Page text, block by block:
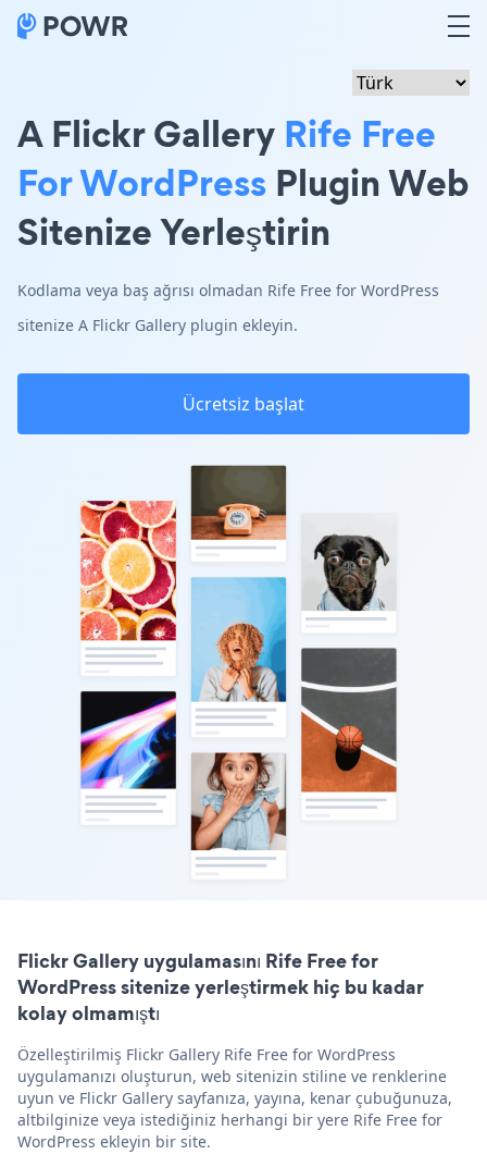
A Flickr Gallery Rife Free
For WordPress Plugin Web
Sitenize Yerleştirin
Kodlama veya baş ağrısı olmadan Rife Free for WordPress
sitenize A Flickr Gallery plugin ekleyin.
Ücretsiz başlat
Flickr Gallery uygulamasını Rife Free for
WordPress sitenize yerleştirmek hiç bu kadar
kolay olmamıştı
Özelleştirilmiş Flickr Gallery Rife Free for WordPress
uygulamanızı oluşturun, web sitenizin stiline ve renklerine
uyun ve Flickr Gallery sayfanıza, yayına, kenar çubuğunuza,
altbilginize veya istediğiniz herhangi bir yere Rife Free for
WordPress ekleyin bir site.